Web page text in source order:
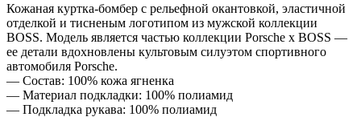
Кожаная куртка-бомбер с рельефной окантовкой, эластичной
отделкой и тисненым логотипом из мужской коллекции
BOSS. Модель является частью коллекции Porsche x BOSS —
ее детали вдохновлены культовым силуэтом спортивного
автомобиля Porsche.
— Состав: 100% кожа ягненка
— Материал подкладки: 100% полиамид
— Подкладка рукава: 100% полиамид